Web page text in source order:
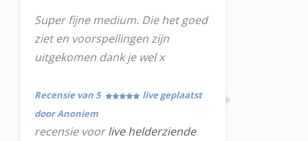
Super fijne medium. Die het goed
ziet en voorspellingen zijn
uitgekomen dank je wel x
Recensie van 5
live geplaatst
door Anoniem
recensie voorlive helderziende